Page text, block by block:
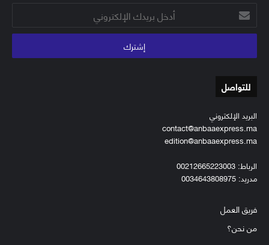
أدخل
بريدك
الإلكتروني
للتواصل
البريد الإلكتروني
contact@anbaaexpress.ma
edition@anbaaexpress.ma
الرباط: 00212665223003
مدريد: 0034643808975
فريق العمل
من نحن؟